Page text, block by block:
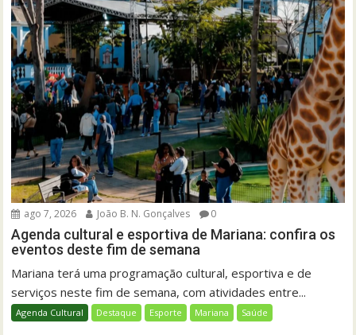
ago 7, 2026 João B. N. Gonçalves 0
Agenda cultural e esportiva de Mariana: confira os
eventos deste fim de semana
Mariana terá uma programação cultural, esportiva e de
serviços neste fim de semana, com atividades entre...
Agenda Cultural Destaque Esporte Mariana Saúde